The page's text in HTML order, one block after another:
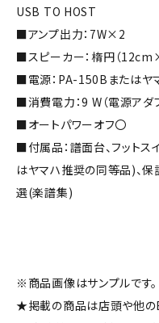
USB TO HOST
■アンプ出力：7W×2
■スピーカー：楕円（
■電源：PA-150Bまたはヤ
■消費電力：9 W（電源アダ
■オートパワーオフ〇
■付属品：譜面台、フット
はヤマハ推奨の同等品)、保
選(楽譜集)
※商品画像はサンプルです。
★掲載の商品は店頭や他の